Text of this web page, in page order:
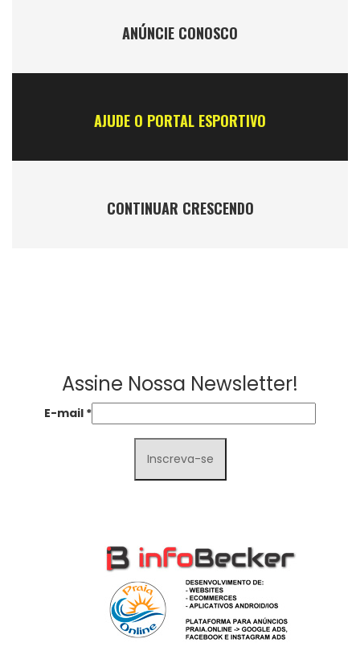
ANÚNCIE CONOSCO
AJUDE O PORTAL ESPORTIVO
CONTINUAR CRESCENDO
Assine Nossa Newsletter!
E-mail *